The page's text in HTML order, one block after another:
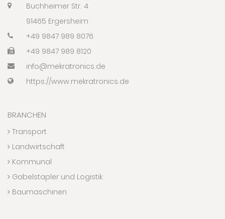
Buchheimer Str. 4
91465 Ergersheim
+49 9847 989 8076
+49 9847 989 8120
info@mekratronics.de
https://www.mekratronics.de
BRANCHEN
Transport
Landwirtschaft
Kommunal
Gabelstapler und Logistik
Baumaschinen